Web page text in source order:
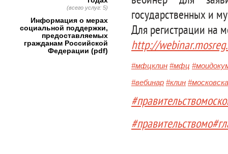
государственных и
Для регистрации на
http://
#мфцклин #мфц
#вебинар #клин
#правительствомо
(всего услуг: 5)
Информация о мерах
социальной поддержки,
предоставляемых
гражданам Российской
Федерации (pdf)